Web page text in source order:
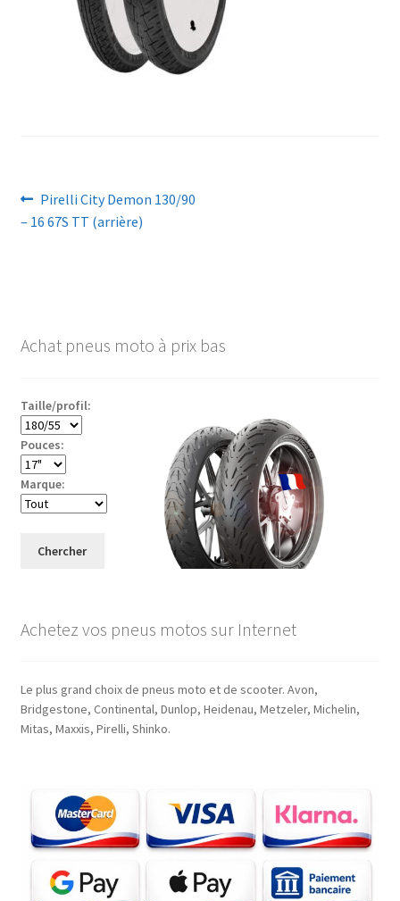
Navigation
de
Article
précédent :
Pirelli City Demon 130/90
– 16 67S TT (arrière)
Achat pneus moto à prix bas
Taille/profil:
Pouces:
Marque:
Chercher
Achetez vos pneus motos sur Internet
Le plus grand choix de pneus moto et de scooter. Avon,
Bridgestone, Continental, Dunlop, Heidenau, Metzeler, Michelin,
Mitas, Maxxis, Pirelli, Shinko.